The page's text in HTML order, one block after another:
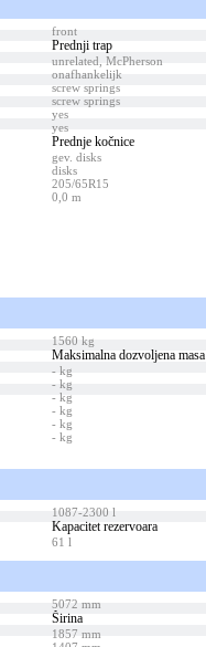
front
Prednji trap
unrelated, McPherson
onafhankelijk
screw springs
screw springs
yes
yes
Prednje kočnice
gev. disks
disks
205/65R15
0,0 m
1560 kg
Maksimalna dozvoljena masa
- kg
- kg
- kg
- kg
- kg
- kg
1087-2300 l
Kapacitet rezervoara
61 l
5072 mm
Širina
1857 mm